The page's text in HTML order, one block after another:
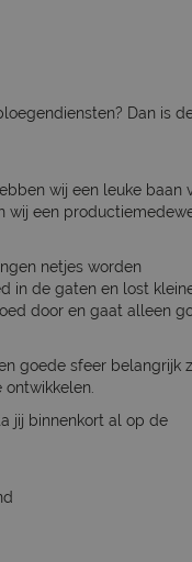
Dan is
wij een leuke baan
wij een
netjes worden
in de gaten en lost
door en gaat alleen
goede sfeer belangrijk
jij binnenkort al op de